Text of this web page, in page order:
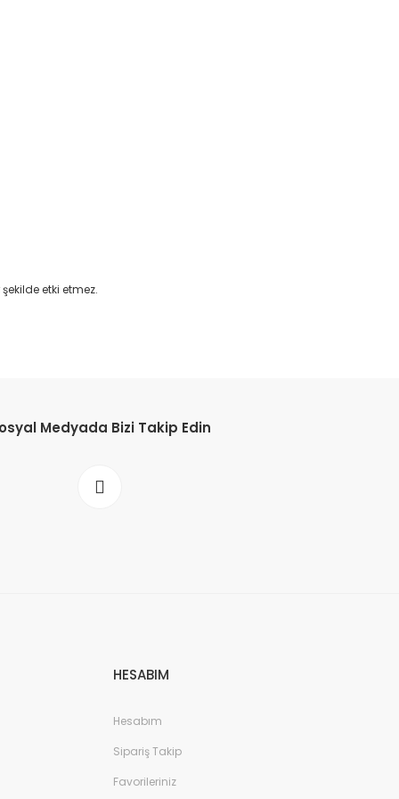
etki etmez.
Medyada Bizi Takip Edin
HESABIM
Hesabım
Sipariş Takip
Favorileriniz